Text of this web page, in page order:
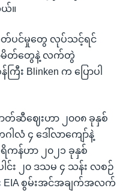
။
င်မှုတွေ လုပ်သင့်ရင်
ာမိတ်တွေနဲ့ လက်တွဲ
း Blinken က ပြောပါ
ဆီဈေးဟာ ၂၀၀၈ ခုနှစ်
ါလံ ၄ ဒေါ်လာကျော်နဲ့
ရိကန်ဟာ ၂၀၂၁ ခုနှစ်
င်း ၂၀ ဒသမ ၄ သန်း လစဉ်
EIA စွမ်းအင်အချက်အလက်